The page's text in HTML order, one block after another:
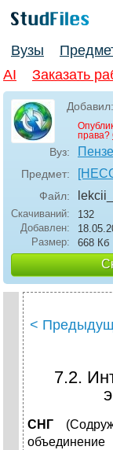
Вузы
AI
Заказать
Добавил:
права?
Вуз:
Предмет:
Файл:
Скачиваний:
132
Добавлен:
Размер:
668 Кб
<
7.2.
СНГ